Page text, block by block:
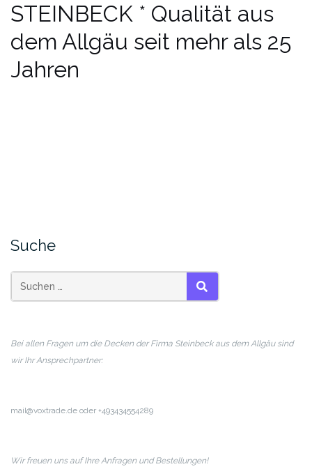
STEINBECK * Qualität aus
dem Allgäu seit mehr als 25
Jahren
Suche
SUCHEN
Bei allen Fragen um die Decken der Firma Steinbeck aus dem Allgäu sind
wir Ihr Ansprechpartner:
mail@voxtrade.de oder +493434554289
Wir freuen uns auf Ihre Anfragen und Bestellungen!